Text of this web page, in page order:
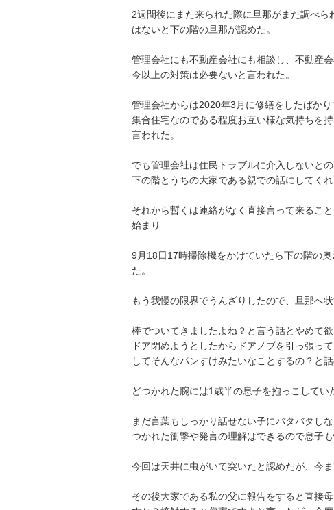
2週間後にまた来られた際に旦那がまた調べ
はないと下の階の旦那が認めた。
管理会社にも不動産会社にも相談し、不動産
今以上の対策は必要ないと言われた。
管理会社からは2020年3月に修繕をしたばか
集合住宅なのである程度お互い様な気持ちを
言われた。
でも管理会社は住民トラブルに介入しないと
下の階とうちの大家である親での話にしてく
それから暫くは連絡がなく直接言って来るこ
始まり
9月18日17時掃除機をかけていたら下の階の
た。
もう我慢の限界でうんざりしたので、旦那へ
棒でついてきましたよね？と言う話とやめて
ドア閉めようとしたからドアノブを引っ張っ
してそんなパンすけみたいなことするの？と
どつかれた腕には1歳半の息子を抱っこしてい
まだ言葉もしっかり話せない子にバタバタし
つかれた衝撃や発言の理解はできるので息子も
今回は天井に虫がいて突いたと認めたが、今
その後大家である私の父に報告をすると直接